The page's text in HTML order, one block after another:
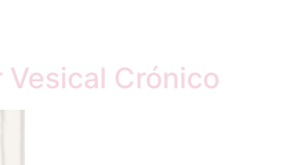
Vesical Crónico